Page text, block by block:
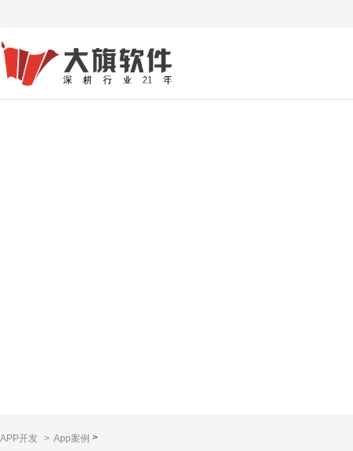
APP开发 > App案例 >